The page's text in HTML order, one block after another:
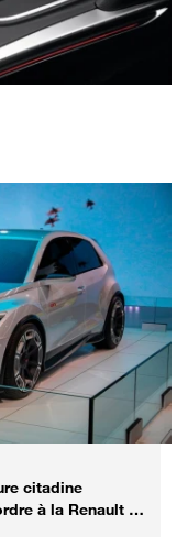
citadine
à la Renault 5